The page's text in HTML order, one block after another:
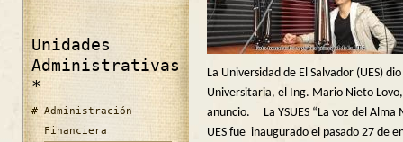
Unidades
Administrativas
*
Administración
Financiera
La Universidad de El Salvador (UES)
Universitaria, el Ing. Mario Nieto
anuncio. La YSUES “La voz del Alma
UES fue inaugurado el pasado 27 de